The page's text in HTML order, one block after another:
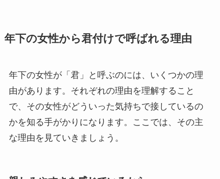
年下の女性から君付けで呼ばれる理由
年下の女性が「君」と呼ぶのには、いくつかの理
由があります。それぞれの理由を理解すること
で、その女性がどういった気持ちで接しているの
かを知る手がかりになります。ここでは、その主
な理由を見ていきましょう。